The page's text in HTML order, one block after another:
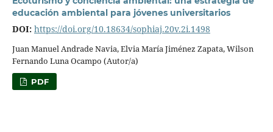
educación ambiental para jóvenes universitarios
DOI: https://doi.org/10.18634/sophiaj.20v.2i.1498
Juan Manuel Andrade Navia, Elvia María Jiménez Zapata, Wilson
Fernando Luna Ocampo (Autor/a)
PDF